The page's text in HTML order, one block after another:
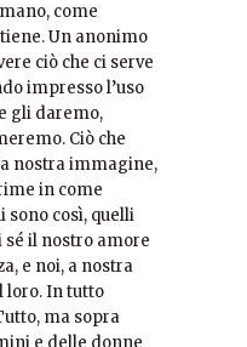
come
Un anonimo
ciò che ci serve
impresso l’uso
gli daremo,
Ciò che
nostra immagine,
in come
sono così, quelli
sé il nostro amore
e noi, a nostra
loro. In tutto
ma sopra
e delle donne